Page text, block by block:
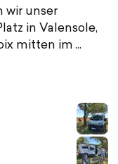
wir unser
in Valensole,
mitten im